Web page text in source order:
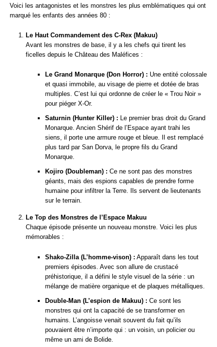
Voici les antagonistes et les monstres les plus emblématiques qui ont
marqué les enfants des années 80 :
Le Haut Commandement des C-Rex (Makuu)
Avant les monstres de base, il y a les chefs qui tirent les
ficelles depuis le Château des Maléfices :
Le Grand Monarque (Don Horror) : Une entité colossale
et quasi immobile, au visage de pierre et dotée de bras
multiples. C’est lui qui ordonne de créer le « Trou Noir »
pour piéger X-Or.
Saturnin (Hunter Killer) : Le premier bras droit du Grand
Monarque. Ancien Shérif de l’Espace ayant trahi les
siens, il porte une armure rouge et bleue. Il est remplacé
plus tard par San Dorva, le propre fils du Grand
Monarque.
Kojiro (Doubleman) : Ce ne sont pas des monstres
géants, mais des espions capables de prendre forme
humaine pour infiltrer la Terre. Ils servent de lieutenants
sur le terrain.
Le Top des Monstres de l’Espace Makuu
Chaque épisode présente un nouveau monstre. Voici les plus
mémorables :
Shako-Zilla (L’homme-vison) : Apparaît dans les tout
premiers épisodes. Avec son allure de crustacé
préhistorique, il a défini le style visuel de la série : un
mélange de matière organique et de plaques métalliques.
Double-Man (L’espion de Makuu) : Ce sont les
monstres qui ont la capacité de se transformer en
humains. L’angoisse venait souvent du fait qu’ils
pouvaient être n’importe qui : un voisin, un policier ou
même un ami de Bolide.